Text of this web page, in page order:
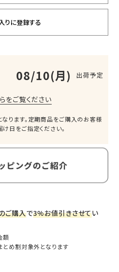
りに登録する
08/10(月) 出荷予定
をご覧ください
ります。定期商品をご購入のお客様
日をご指定ください。
ご購入で3%お値引きさせてい
額
とめ割対象外となります